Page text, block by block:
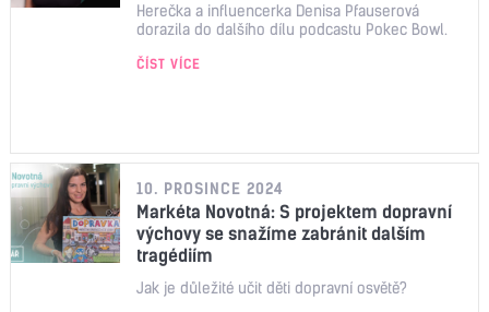
Herečka a influencerka Denisa Pfauserová
dorazila do dalšího dílu podcastu Pokec Bowl.
ČÍST VÍCE
10. PROSINCE 2024
Markéta Novotná: S projektem dopravní
výchovy se snažíme zabránit dalším
tragédiím
Jak je důležité učit děti dopravní osvětě?